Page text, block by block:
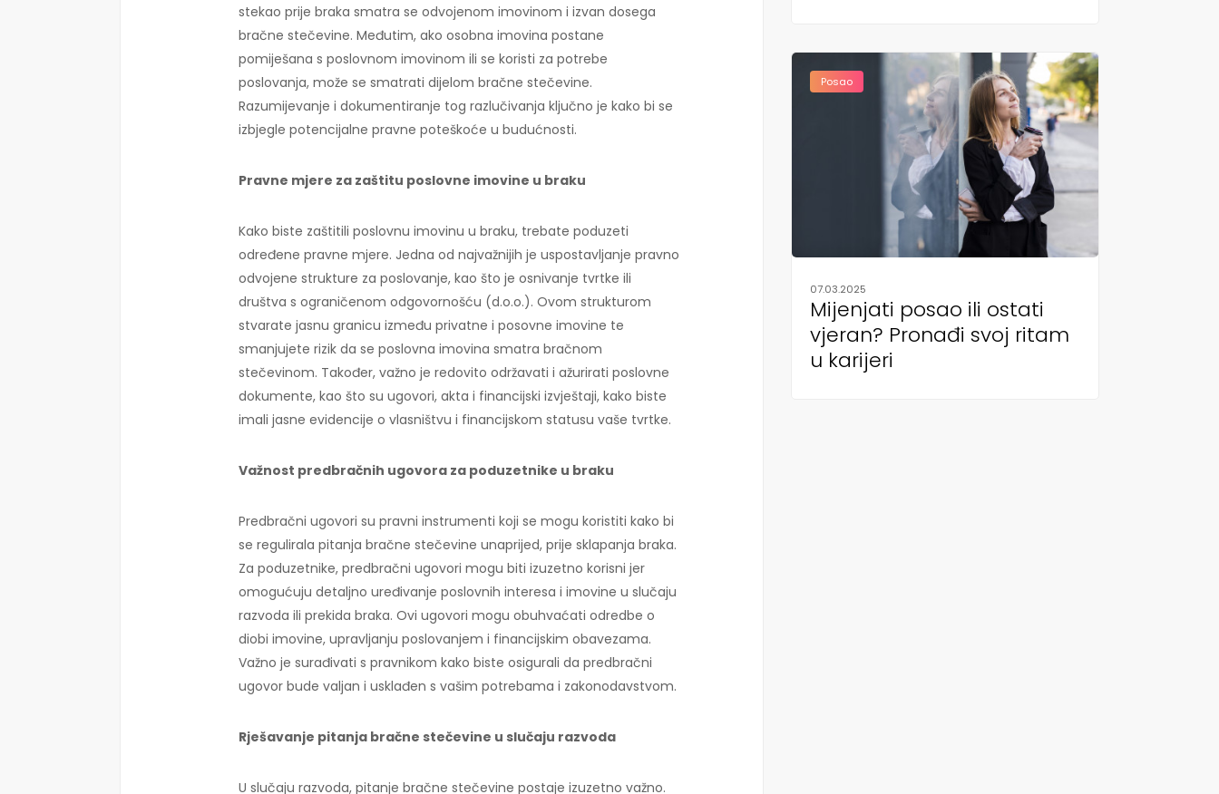
stekao prije braka smatra se odvojenom imovinom i izvan dosega
bračne stečevine. Međutim, ako osobna imovina postane
pomiješana s poslovnom imovinom ili se koristi za potrebe
poslovanja, može se smatrati dijelom bračne stečevine.
Razumijevanje i dokumentiranje tog razlučivanja ključno je kako bi se
izbjegle potencijalne pravne poteškoće u budućnosti.
Pravne mjere za zaštitu poslovne imovine u braku
Kako biste zaštitili poslovnu imovinu u braku, trebate poduzeti
određene pravne mjere. Jedna od najvažnijih je uspostavljanje pravno
odvojene strukture za poslovanje, kao što je osnivanje tvrtke ili
društva s ograničenom odgovornošću (d.o.o.). Ovom strukturom
stvarate jasnu granicu između privatne i posovne imovine te
smanjujete rizik da se poslovna imovina smatra bračnom
stečevinom. Također, važno je redovito održavati i ažurirati poslovne
dokumente, kao što su ugovori, akta i financijski izvještaji, kako biste
imali jasne evidencije o vlasništvu i financijskom statusu vaše tvrtke.
Važnost predbračnih ugovora za poduzetnike u braku
Predbračni ugovori su pravni instrumenti koji se mogu koristiti kako bi
se regulirala pitanja bračne stečevine unaprijed, prije sklapanja braka.
Za poduzetnike, predbračni ugovori mogu biti izuzetno korisni jer
omogućuju detaljno uređivanje poslovnih interesa i imovine u slučaju
razvoda ili prekida braka. Ovi ugovori mogu obuhvaćati odredbe o
diobi imovine, upravljanju poslovanjem i financijskim obavezama.
Važno je surađivati s pravnikom kako biste osigurali da predbračni
ugovor bude valjan i usklađen s vašim potrebama i zakonodavstvom.
Rješavanje pitanja bračne stečevine u slučaju razvoda
U slučaju razvoda, pitanje bračne stečevine postaje izuzetno važno.
Posao
07.03.2025
Mijenjati posao ili ostati
vjeran? Pronađi svoj ritam
u karijeri